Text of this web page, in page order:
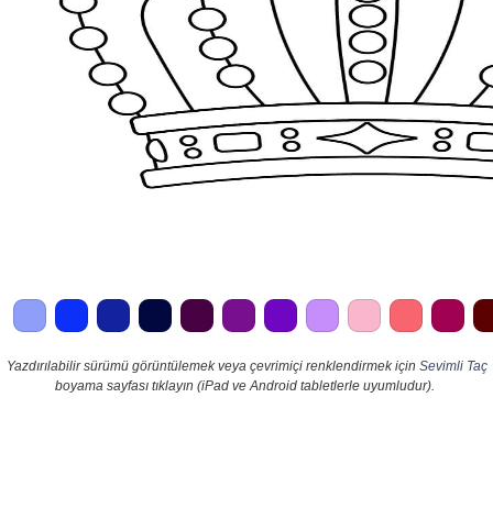
Yazdırılabilir sürümü görüntülemek veya çevrimiçi renklendirmek için Sevimli Taç
boyama sayfası tıklayın (iPad ve Android tabletlerle uyumludur).